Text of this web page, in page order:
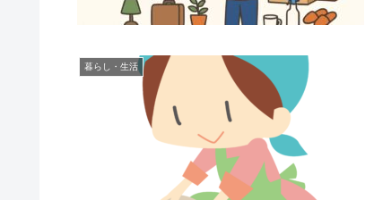
暮らし・生活